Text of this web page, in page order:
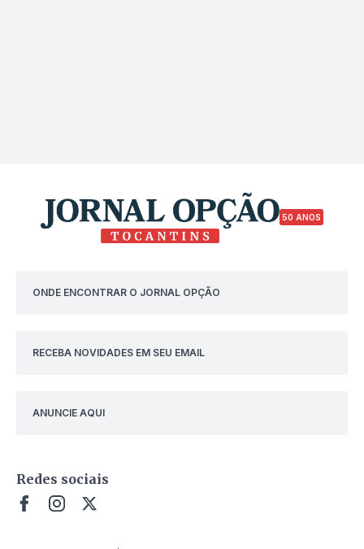
50 ANOS
ONDE ENCONTRAR O JORNAL OPÇÃO
RECEBA NOVIDADES EM SEU EMAIL
ANUNCIE AQUI
Redes sociais